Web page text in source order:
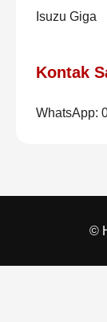
Isuzu Giga
Kontak
WhatsApp:
©